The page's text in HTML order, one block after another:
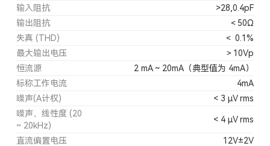
输入阻抗
>28,0.4pF
输出阻抗
＜50Ω
失真 (THD)
＜ 0.1%
最大输出电压
＞10Vp
恒流源
2 mA ~ 20mA（典型值为 4mA）
标称工作电流
4mA
噪声(A计权)
< 3 µV rms
噪声、线性度 (20
~ 20kHz)
< 4 µV rms
直流偏置电压
12V±2V